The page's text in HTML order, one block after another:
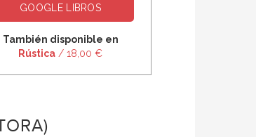
GOOGLE LIBROS
También disponible en
Rústica / 18,00 €